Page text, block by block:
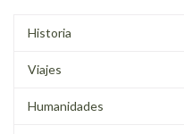
Historia
Viajes
Humanidades